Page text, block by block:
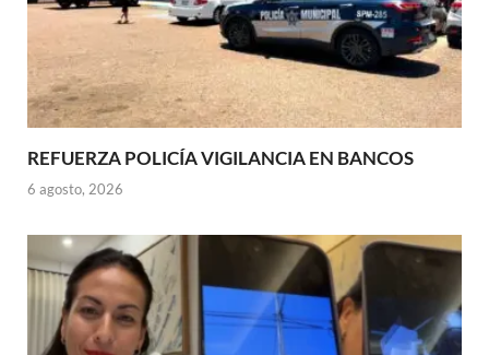
REFUERZA POLICÍA VIGILANCIA EN BANCOS
6 agosto, 2026